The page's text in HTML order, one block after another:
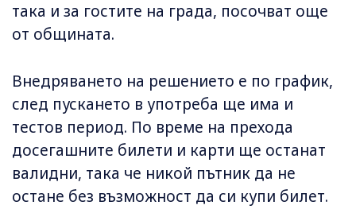
така и за гостите на града, посочват още
от общината.
Внедряването на решението е по график,
след пускането в употреба ще има и
тестов период. По време на прехода
досегашните билети и карти ще останат
валидни, така че никой пътник да не
остане без възможност да си купи билет.